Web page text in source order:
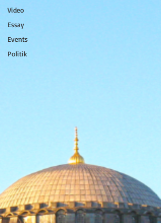
Video
Essay
Events
Politik